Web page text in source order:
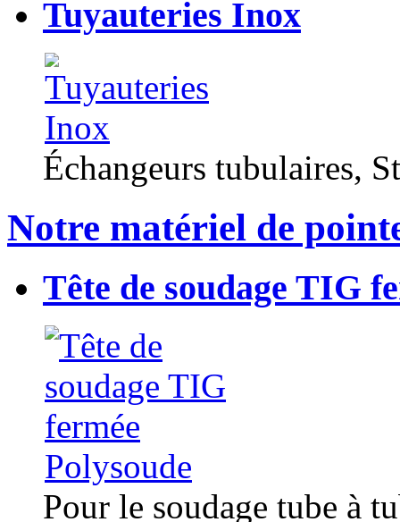
Tuyauteries Inox
Échangeurs tubulaires,
Notre matériel de
Tête de soudage TIG
Pour le soudage tube à